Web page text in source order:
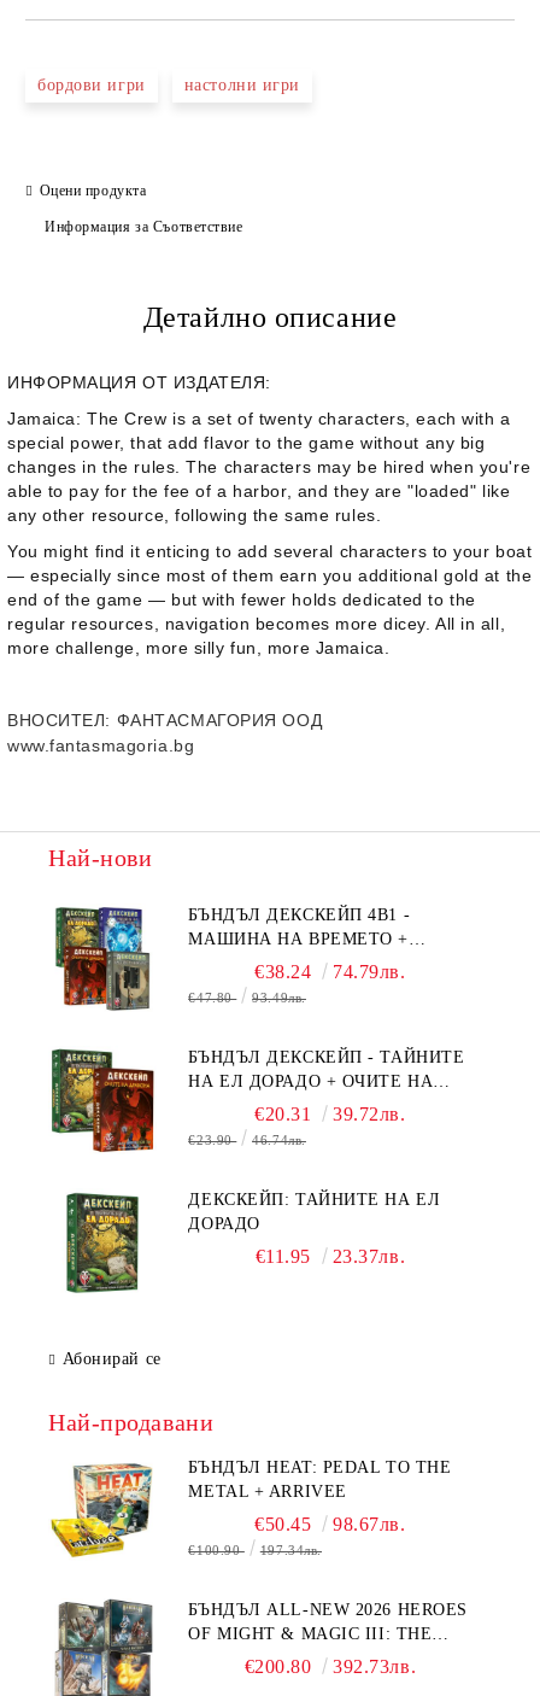
бордови игри настолни игри
Оцени продукта
Информация за Съответствие
Детайлно описание
ИНФОРМАЦИЯ ОТ ИЗДАТЕЛЯ:
Jamaica: The Crew is a set of twenty characters, each with a
special power, that add flavor to the game without any big
changes in the rules. The characters may be hired when you're
able to pay for the fee of a harbor, and they are "loaded" like
any other resource, following the same rules.
You might find it enticing to add several characters to your boat
— especially since most of them earn you additional gold at the
end of the game — but with fewer holds dedicated to the
regular resources, navigation becomes more dicey. All in all,
more challenge, more silly fun, more Jamaica
ВНОСИТЕЛ: ФАНТАСМАГОРИЯ ООД
www.fantasmagoria.bg
Най-нови
БЪНДЪЛ ДЕКСКЕЙП 4В1 -
МАШИНА НА ВРЕМЕТО +
БЯГСТВО ОТ АЛКАТРАЗ +
ТАЙНИТЕ НА ЕЛ ДОРАДО +
€38.24 74.79лв.
€47.80 93.49лв.
БЪНДЪЛ ДЕКСКЕЙП - ТАЙНИТЕ
НА ЕЛ ДОРАДО + ОЧИТЕ НА
ДРАКОНА€20.31 39.72лв.
€23.90 46.74лв.
ДЕКСКЕЙП: ТАЙНИТЕ НА ЕЛ
ДОРАДО
€11.95 23.37лв.
Абонирай се
Най-продавани
БЪНДЪЛ HEAT: PEDAL TO THE
METAL + ARRIVEE
€50.45 98.67лв.
€100.90 197.34лв.
БЪНДЪЛ ALL-NEW 2026 HEROES
OF MIGHT & MAGIC III: THE
BOARD GAME EXPANSIONS -
€200.80 392.73лв.